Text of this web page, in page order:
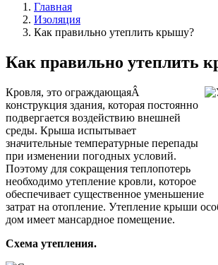
Главная
Изоляция
Как правильно утеплить крышу?
Как правильно утеплить
Кровля, это ограждающаяÂ
конструкция здания, которая постоянно
подвергается воздействию внешней
среды. Крыша испытывает
значительные температурные перепады
при изменении погодных условий.
Поэтому для сокращения теплопотерь
необходимо утепление кровли, которое
обеспечивает существенное уменьшение
затрат на отопление. Утепление крыши
дом имеет мансардное помещение.
Схема утепления.